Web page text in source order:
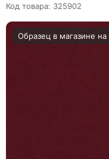
Код товара: 325902
Образец в магазине на